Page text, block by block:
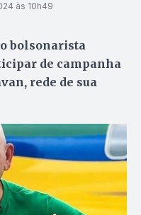
às 10h49
bolsonarista
de campanha
rede de sua